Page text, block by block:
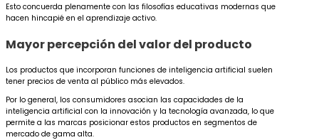
Esto concuerda plenamente con las filosofías educativas modernas que
hacen hincapié en el aprendizaje activo.
Mayor percepción del valor del producto
Los productos que incorporan funciones de inteligencia artificial suelen
tener precios de venta al público más elevados.
Por lo general, los consumidores asocian las capacidades de la
inteligencia artificial con la innovación y la tecnología avanzada, lo que
permite a las marcas posicionar estos productos en segmentos de
mercado de gama alta.